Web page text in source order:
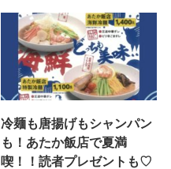
冷麺も唐揚げもシャンパン
も！あたか飯店で夏満
喫！！読者プレゼントも♡